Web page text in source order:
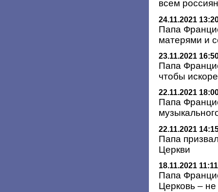
всем
24.11.2021
Папа
матерями и
23.11.2021
Папа
чтобы
22.11.2021
Папа
22.11.2021
Папа
Церкви
18.11.2021 11:11
Папа
Церковь – не